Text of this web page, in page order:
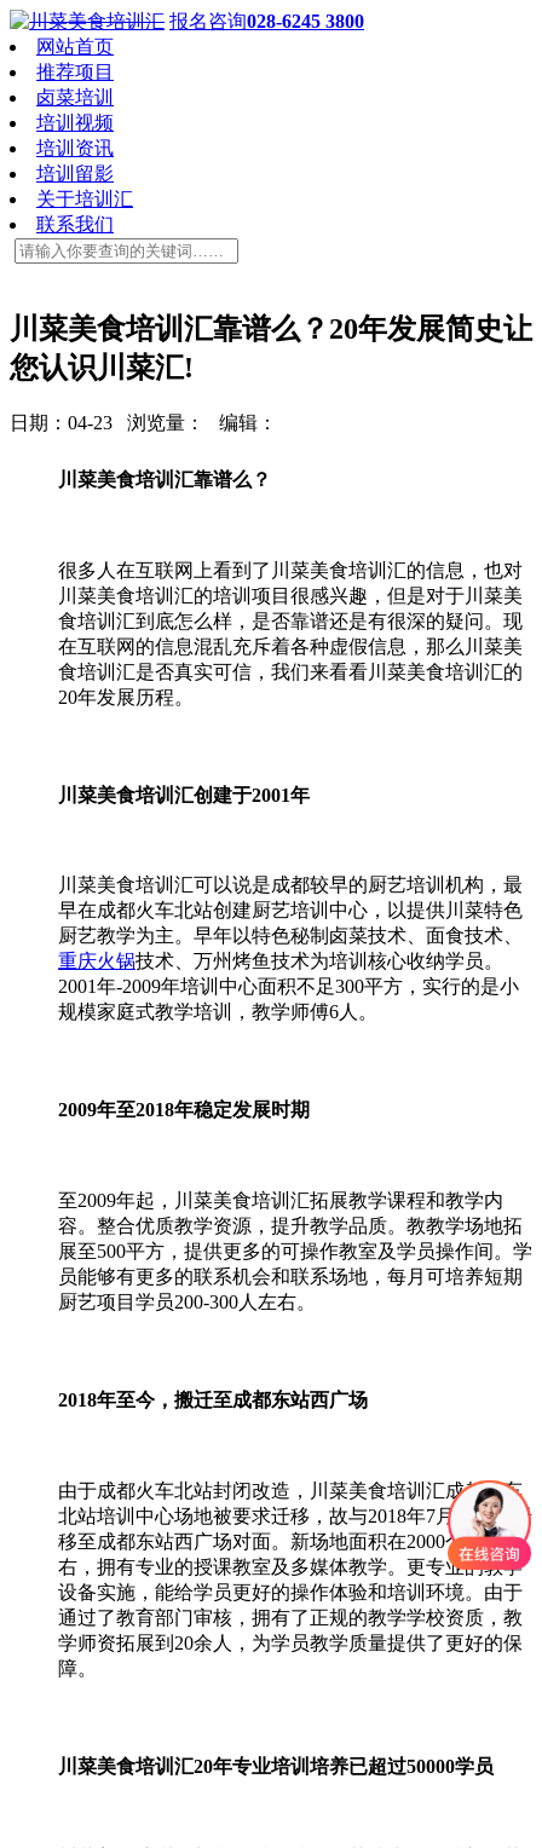
报名咨询028-6245 3800
网站首页
推荐项目
卤菜培训
培训视频
培训资讯
培训留影
关于培训汇
联系我们
川菜美食培训汇靠谱么？20年发展简史让
您认识川菜汇!
日期：04-23 浏览量： 编辑：
川菜美食培训汇靠谱么？
很多人在互联网上看到了川菜美食培训汇的信息，也对
川菜美食培训汇的培训项目很感兴趣，但是对于川菜美
食培训汇到底怎么样，是否靠谱还是有很深的疑问。现
在互联网的信息混乱充斥着各种虚假信息，那么川菜美
食培训汇是否真实可信，我们来看看川菜美食培训汇的
20年发展历程。
川菜美食培训汇创建于2001年
川菜美食培训汇可以说是成都较早的厨艺培训机构，最
早在成都火车北站创建厨艺培训中心，以提供川菜特色
厨艺教学为主。早年以特色秘制卤菜技术、面食技术、
重庆火锅技术、万州烤鱼技术为培训核心收纳学员。
2001年-2009年培训中心面积不足300平方，实行的是小
规模家庭式教学培训，教学师傅6人。
2009年至2018年稳定发展时期
至2009年起，川菜美食培训汇拓展教学课程和教学内
容。整合优质教学资源，提升教学品质。教教学场地拓
展至500平方，提供更多的可操作教室及学员操作间。学
员能够有更多的联系机会和联系场地，每月可培养短期
厨艺项目学员200-300人左右。
2018年至今，搬迁至成都东站西广场
由于成都火车北站封闭改造，川菜美食培训汇成都火车
北站培训中心场地被要求迁移，故与2018年7月份完全迁
移至成都东站西广场对面。新场地面积在2000个平方左
右，拥有专业的授课教室及多媒体教学。更专业的教学
设备实施，能给学员更好的操作体验和培训环境。由于
通过了教育部门审核，拥有了正规的教学学校资质，教
学师资拓展到20余人，为学员教学质量提供了更好的保
障。
川菜美食培训汇20年专业培训培养已超过50000学员